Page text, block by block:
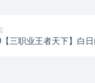
【三职业王者天下】白